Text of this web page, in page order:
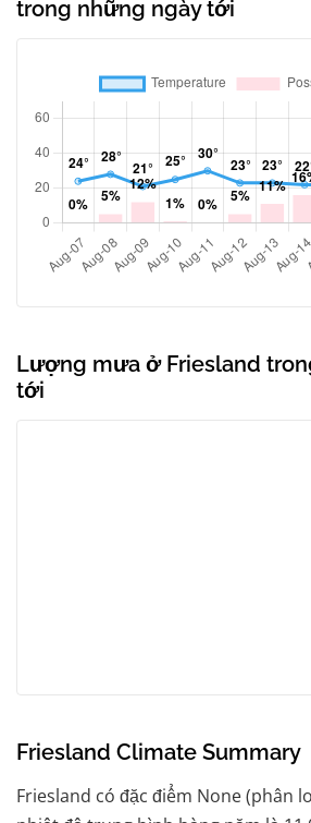
trong những ngày tới
Lượng mưa ở Friesland
tới
Friesland Climate Summary
Friesland có đặc điểm None (phân